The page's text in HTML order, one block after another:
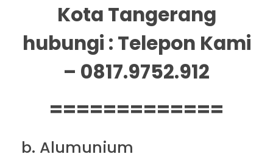
Kota Tangerang
hubungi : Telepon Kami
– 0817.9752.912
=============
b. Alumunium